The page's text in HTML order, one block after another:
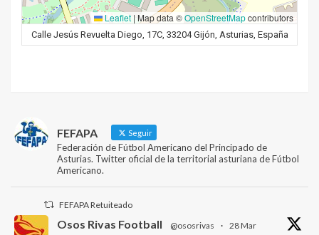
Leaflet | Map data ©OpenStreetMapcontributors
Calle Jesús Revuelta Diego, 17C, 33204 Gijón, Asturias, España
FEFAPA Seguir
Federación de Fútbol Americano del Principado de
Asturias. Twitter oficial de la territorial asturiana de Fútbol
Americano.
FEFAPA Retuiteado
Osos Rivas Football @ososrivas · 28 Mar